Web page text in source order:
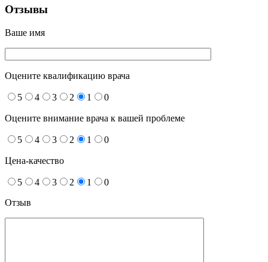
Отзывы
Ваше имя
Оцените квалификацию врача
5 4 3 2 1 0
Оцените внимание врача к вашей проблеме
5 4 3 2 1 0
Цена-качество
5 4 3 2 1
0
Отзыв